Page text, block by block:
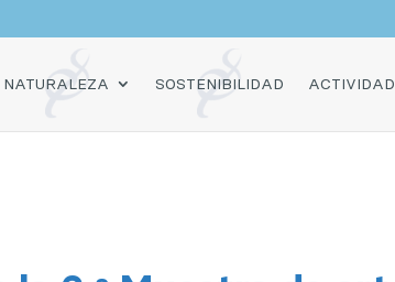
NATURALEZA SOSTENIBILIDAD